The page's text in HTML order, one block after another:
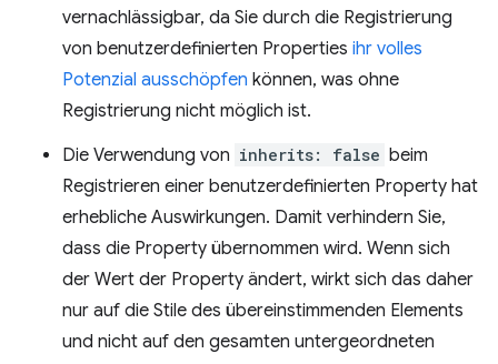
vernachlässigbar, da Sie durch die Registrierung
von benutzerdefinierten Properties ihr volles
Potenzial ausschöpfen können, was ohne
Registrierung nicht möglich ist.
Die Verwendung von inherits: false beim
Registrieren einer benutzerdefinierten Property hat
erhebliche Auswirkungen. Damit verhindern Sie,
dass die Property übernommen wird. Wenn sich
der Wert der Property ändert, wirkt sich das daher
nur auf die Stile des übereinstimmenden Elements
und nicht auf den gesamten untergeordneten